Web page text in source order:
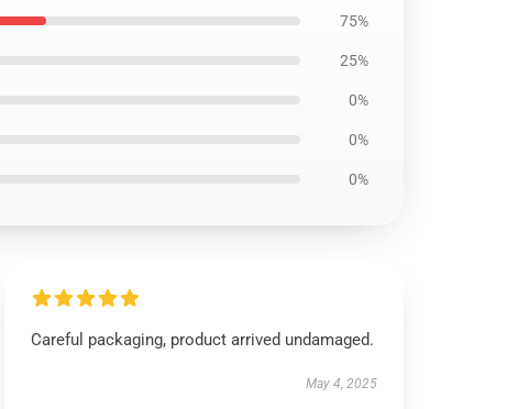
75%
25%
0%
0%
0%
Careful packaging, product arrived undamaged.
May 4, 2025